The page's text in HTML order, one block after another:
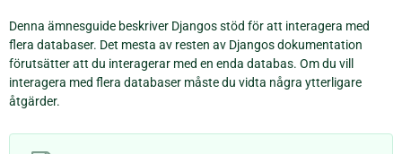
Denna ämnesguide beskriver Djangos stöd för att interagera med
flera databaser. Det mesta av resten av Djangos dokumentation
förutsätter att du interagerar med en enda databas. Om du vill
interagera med flera databaser måste du vidta några ytterligare
åtgärder.